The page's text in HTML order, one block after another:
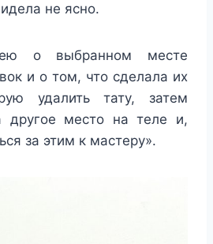
не ясно.
о выбранном месте
и о том, что сделала их
удалить тату, затем
другое место на теле и,
за этим к мастеру».